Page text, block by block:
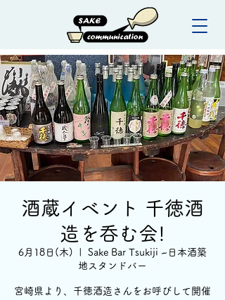
酒蔵イベント 千徳酒
造を呑む会!
6月18日(木)
Sake Bar Tsukiji ~日本酒築
地スタンドバー
宮崎県より、千徳酒造さんをお呼びして開催